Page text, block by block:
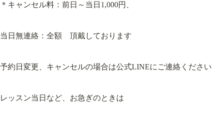
＊キャンセル料：前日～当日1,000円、
当日無連絡：全額　頂戴しております
予約日変更、キャンセルの場合は公式LINEにご連絡ください
レッスン当日など、お急ぎのときは